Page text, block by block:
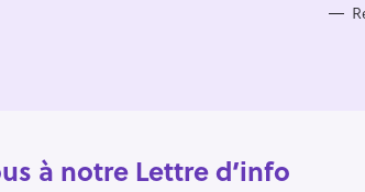
à notre Lettre d’info